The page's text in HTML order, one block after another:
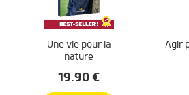
Une vie pour la
nature
19.90€
Agir